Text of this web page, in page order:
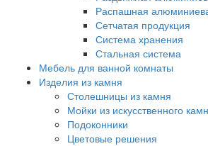
Распашная
Сетчатая продукция
Система хранения
Стальная система
Мебель для ванной комнаты
Изделия из камня
Столешницы из камня
Мойки из искусственного
Подоконники
Цветовые решения